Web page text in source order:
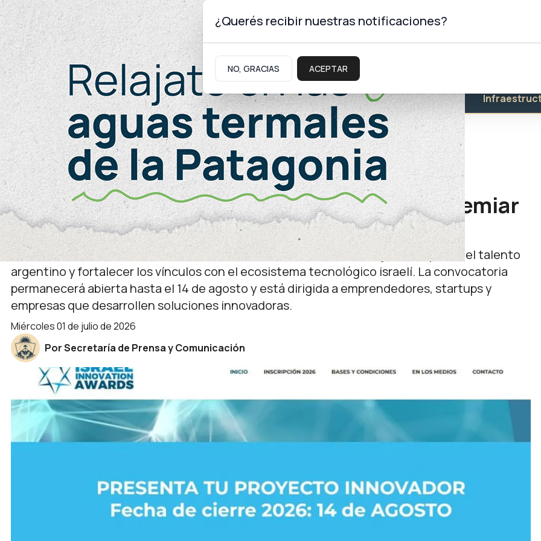
Sábado 8 deAgosto de 2026
Neuquinidad Gabinete Turismo Educación Salud
Generales
Israel Innovation Awards
Presentan en Neuquén un concurso para premiar
proyectos de innovación
La undécima edición de los Israel Innovation Awards tiene como objetivo impulsar el talento
argentino y fortalecer los vínculos con el ecosistema tecnológico israelí. La convocatoria
permanecerá abierta hasta el 14 de agosto y está dirigida a emprendedores, startups y
empresas que desarrollen soluciones innovadoras.
miércoles 01 de julio de 2026
Por Secretaría de Prensa y Comunicación
¿Querés recibir nuestras notificaciones?
NO, GRACIAS ACEPTAR